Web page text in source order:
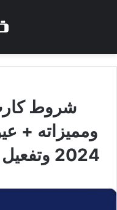
شروط
ومميزاته +
2024 وتفعيل كارت ميزة أون لاين